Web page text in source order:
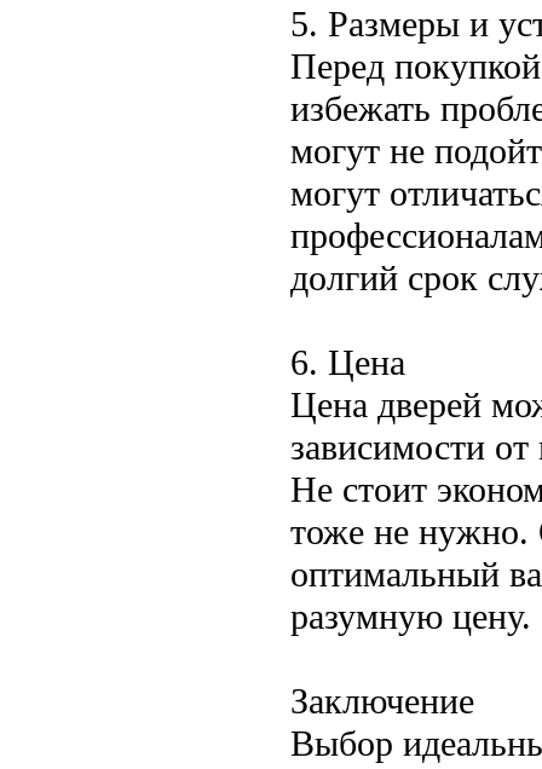
5. Размеры и
Перед
избежать
могут не
могут
долгий срок
6. Цена
Цена дверей
зависимости
Не стоит
тоже не нужно.
оптимальный
разумную цену.
Заключение
Выбор